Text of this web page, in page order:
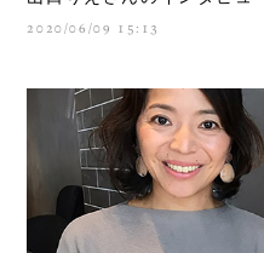
2020/06/09 15:13